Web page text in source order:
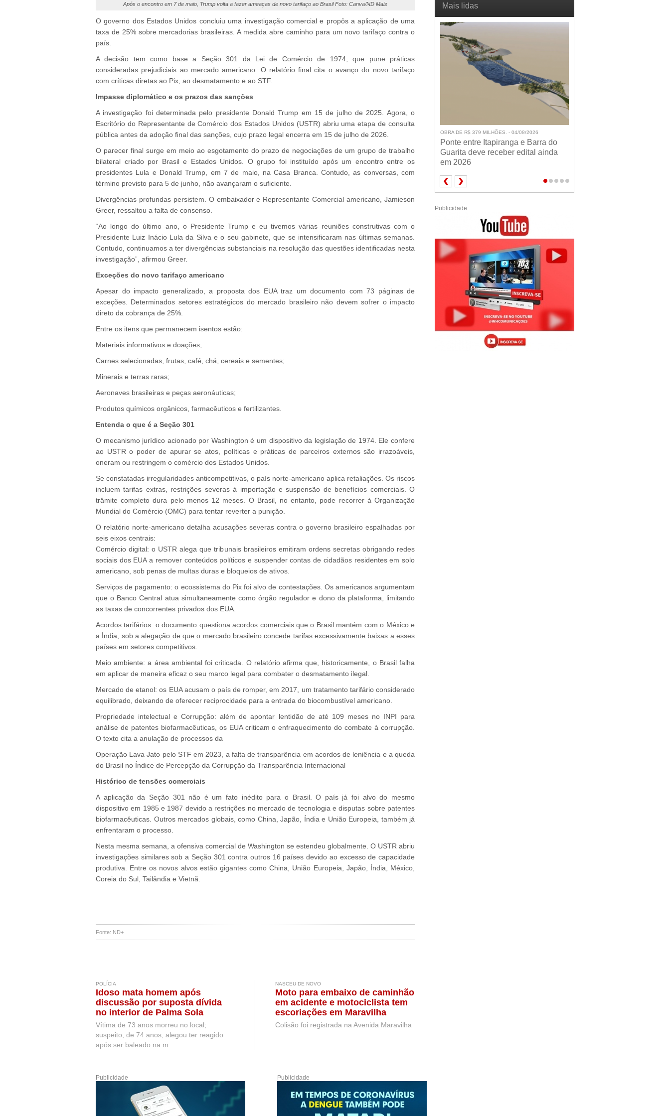
Após o encontro em 7 de maio, Trump volta a fazer ameaças de novo tarifaço ao Brasil Foto: Canva/ND Mais
O governo dos Estados Unidos concluiu uma investigação comercial e propôs a aplicação de uma
taxa de 25% sobre mercadorias brasileiras. A medida abre caminho para um novo tarifaço contra o
país.
A decisão tem como base a Seção 301 da Lei de Comércio de 1974, que pune práticas
consideradas prejudiciais ao mercado americano. O relatório final cita o avanço do novo tarifaço
com críticas diretas ao Pix, ao desmatamento e ao STF.
Impasse diplomático e os prazos das sanções
A investigação foi determinada pelo presidente Donald Trump em 15 de julho de 2025. Agora, o
Escritório do Representante de Comércio dos Estados Unidos (USTR) abriu uma etapa de consulta
pública antes da adoção final das sanções, cujo prazo legal encerra em 15 de julho de 2026.
O parecer final surge em meio ao esgotamento do prazo de negociações de um grupo de trabalho
bilateral criado por Brasil e Estados Unidos. O grupo foi instituído após um encontro entre os
presidentes Lula e Donald Trump, em 7 de maio, na Casa Branca. Contudo, as conversas, com
término previsto para 5 de junho, não avançaram o suficiente.
Divergências profundas persistem. O embaixador e Representante Comercial americano, Jamieson
Greer, ressaltou a falta de consenso.
“Ao longo do último ano, o Presidente Trump e eu tivemos várias reuniões construtivas com o
Presidente Luiz Inácio Lula da Silva e o seu gabinete, que se intensificaram nas últimas semanas.
Contudo, continuamos a ter divergências substanciais na resolução das questões identificadas nesta
investigação”, afirmou Greer.
Exceções do novo tarifaço americano
Apesar do impacto generalizado, a proposta dos EUA traz um documento com 73 páginas de
exceções. Determinados setores estratégicos do mercado brasileiro não devem sofrer o impacto
direto da cobrança de 25%.
Entre os itens que permanecem isentos estão:
Materiais informativos e doações;
Carnes selecionadas, frutas, café, chá, cereais e sementes;
Minerais e terras raras;
Aeronaves brasileiras e peças aeronáuticas;
Produtos químicos orgânicos, farmacêuticos e fertilizantes.
Entenda o que é a Seção 301
O mecanismo jurídico acionado por Washington é um dispositivo da legislação de 1974. Ele confere
ao USTR o poder de apurar se atos, políticas e práticas de parceiros externos são irrazoáveis,
oneram ou restringem o comércio dos Estados Unidos.
Se constatadas irregularidades anticompetitivas, o país norte-americano aplica retaliações. Os riscos
incluem tarifas extras, restrições severas à importação e suspensão de benefícios comerciais. O
trâmite completo dura pelo menos 12 meses. O Brasil, no entanto, pode recorrer à Organização
Mundial do Comércio (OMC) para tentar reverter a punição.
O relatório norte-americano detalha acusações severas contra o governo brasileiro espalhadas por
seis eixos centrais:
Comércio digital: o USTR alega que tribunais brasileiros emitiram ordens secretas obrigando redes
sociais dos EUA a remover conteúdos políticos e suspender contas de cidadãos residentes em solo
americano, sob penas de multas duras e bloqueios de ativos.
Serviços de pagamento: o ecossistema do Pix foi alvo de contestações. Os americanos argumentam
que o Banco Central atua simultaneamente como órgão regulador e dono da plataforma, limitando
as taxas de concorrentes privados dos EUA.
Acordos tarifários: o documento questiona acordos comerciais que o Brasil mantém com o México e
a Índia, sob a alegação de que o mercado brasileiro concede tarifas excessivamente baixas a esses
países em setores competitivos.
Meio ambiente: a área ambiental foi criticada. O relatório afirma que, historicamente, o Brasil falha
em aplicar de maneira eficaz o seu marco legal para combater o desmatamento ilegal.
Mercado de etanol: os EUA acusam o país de romper, em 2017, um tratamento tarifário considerado
equilibrado, deixando de oferecer reciprocidade para a entrada do biocombustível americano.
Propriedade intelectual e Corrupção: além de apontar lentidão de até 109 meses no INPI para
análise de patentes biofarmacêuticas, os EUA criticam o enfraquecimento do combate à corrupção.
O texto cita a anulação de processos da
Operação Lava Jato pelo STF em 2023, a falta de transparência em acordos de leniência e a queda
do Brasil no Índice de Percepção da Corrupção da Transparência Internacional
Histórico de tensões comerciais
A aplicação da Seção 301 não é um fato inédito para o Brasil. O país já foi alvo do mesmo
dispositivo em 1985 e 1987 devido a restrições no mercado de tecnologia e disputas sobre patentes
biofarmacêuticas. Outros mercados globais, como China, Japão, Índia e União Europeia, também já
enfrentaram o processo.
Nesta mesma semana, a ofensiva comercial de Washington se estendeu globalmente. O USTR abriu
investigações similares sob a Seção 301 contra outros 16 países devido ao excesso de capacidade
produtiva. Entre os novos alvos estão gigantes como China, União Europeia, Japão, Índia, México,
Coreia do Sul, Tailândia e Vietnã.
Fonte: ND+
POLÍCIA
Idoso mata homem após
discussão por suposta dívida
no interior de Palma Sola
Vítima de 73 anos morreu no local;
suspeito, de 74 anos, alegou ter reagido
após ser baleado na m...
NASCEU DE NOVO
Moto para embaixo de caminhão
em acidente e motociclista tem
escoriações em Maravilha
Colisão foi registrada na Avenida Maravilha
Publicidade Publicidade
Mais lidas
OBRA DE R$ 379 MILHÕES. - 04/08/2026
Ponte entre Itapiranga e Barra do
Guarita deve receber edital ainda
em 2026
Publicidade